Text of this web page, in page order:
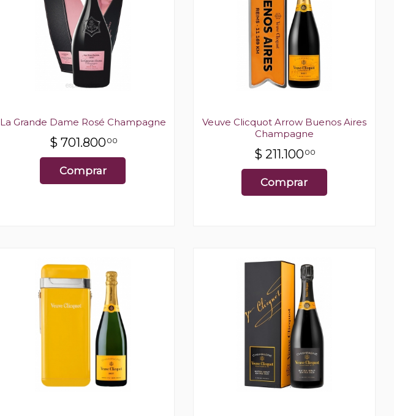
La Grande Dame Rosé Champagne
$ 701.80000
Comprar
Veuve Clicquot Arrow Buenos Aires
Champagne
$ 211.10000
Comprar